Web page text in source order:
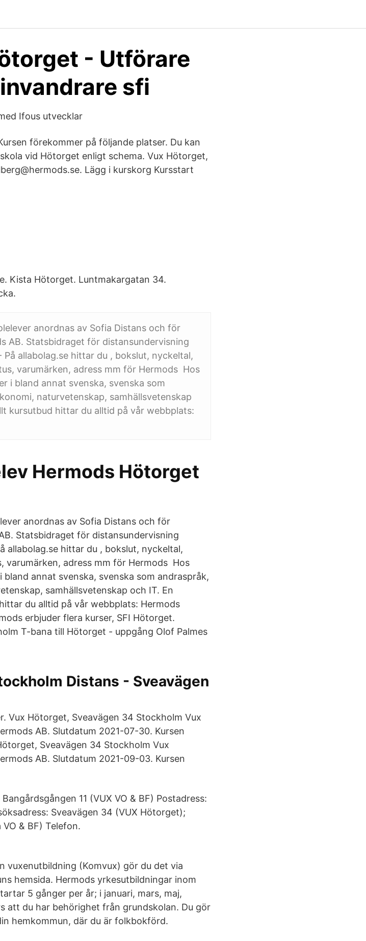
- Utförare
sfi
Ifous utvecklar
förekommer på följande platser. Du kan
vid Hötorget enligt schema. Vux Hötorget,
Lägg i kurskorg Kursstart
Kista Hötorget. Luntmakargatan 34.
anordnas av Sofia Distans och för
AB. Statsbidraget för distansundervisning
allabolag.se hittar du , bokslut, nyckeltal,
varumärken, adress mm för Hermods Hos
i bland annat svenska, svenska som
naturvetenskap, samhällsvetenskap
kursutbud hittar du alltid på vår webbplats:
Hermods Hötorget
anordnas av Sofia Distans och för
Statsbidraget för distansundervisning
allabolag.se hittar du , bokslut, nyckeltal,
varumärken, adress mm för Hermods Hos
annat svenska, svenska som andraspråk,
samhällsvetenskap och IT. En
du alltid på vår webbplats: Hermods
erbjuder flera kurser, SFI Hötorget.
T-bana till Hötorget - uppgång Olof Palmes
Distans - Sveavägen
Vux Hötorget, Sveavägen 34 Stockholm Vux
AB. Slutdatum 2021-07-30. Kursen
Sveavägen 34 Stockholm Vux
AB. Slutdatum 2021-09-03. Kursen
11 (VUX VO & BF) Postadress:
Sveavägen 34 (VUX Hötorget);
& BF) Telefon.
vuxenutbildning (Komvux) gör du det via
hemsida. Hermods yrkesutbildningar inom
5 gånger per år; i januari, mars, maj,
att du har behörighet från grundskolan. Du gör
hemkommun, där du är folkbokförd.